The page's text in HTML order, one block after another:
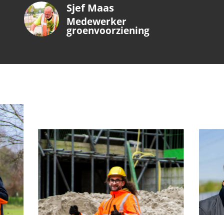
Sjef Maas
Medewerker
groenvoorziening